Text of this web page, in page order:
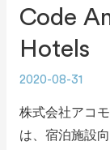
Code
Hotels
2020-08-31
株式会社アコ
は、宿泊施設